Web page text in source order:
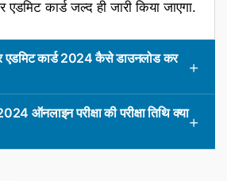
कार्ड जल्द ही जारी किया जाएगा.
कार्ड 2024 कैसे डाउनलोड कर
ऑनलाइन परीक्षा की परीक्षा तिथि क्या